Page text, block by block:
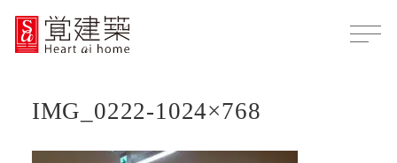
IMG_0222-1024×768